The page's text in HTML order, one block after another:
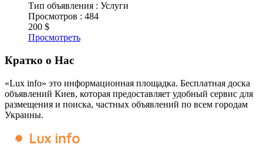
Тип объявления : Услуги
Просмотров : 484
200 $
Просмотреть
Кратко о Нас
«Lux info» это информационная площадка. Бесплатная доска
объявлений Киев, которая предоставляет удобный сервис для
размещения и поиска, частных объявлений по всем городам
Украины.